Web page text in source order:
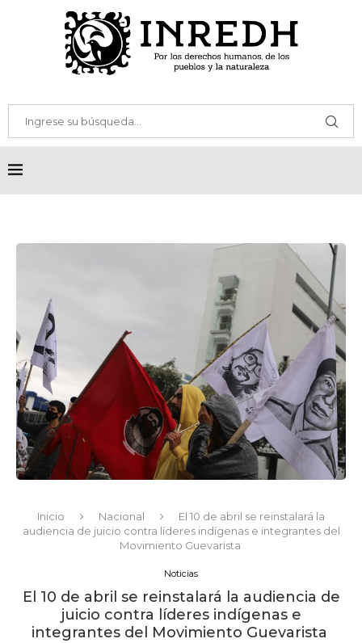
Inicio Nacional
El 10 de abril se reinstalará la
audiencia de juicio contra líderes indígenas e integrantes del
Movimiento Guevarista
Noticias
El 10 de abril se reinstalará la audiencia de
juicio contra líderes indígenas e
integrantes del Movimiento Guevarista